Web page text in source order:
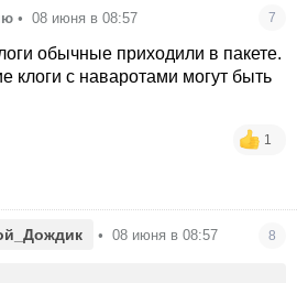
• 08 июня в 08:57 7
обычные приходили в пакете.
клоги с наваротами могут быть
1
• 08 июня в 08:57 8